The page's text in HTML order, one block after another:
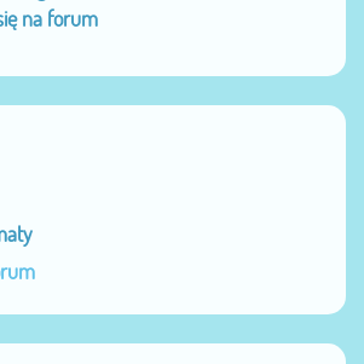
na forum